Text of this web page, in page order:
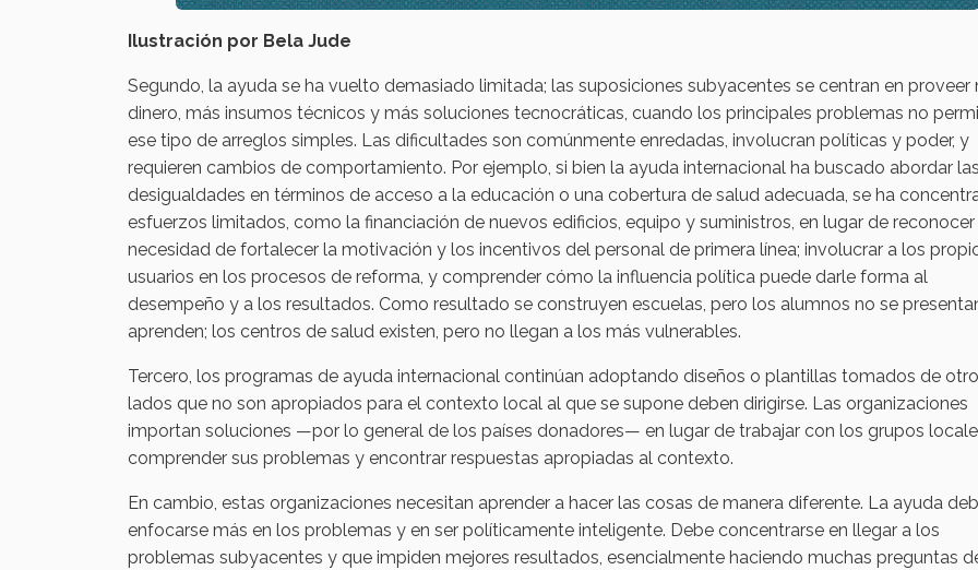
Ilustración por Bela Jude
Segundo, la ayuda se ha vuelto demasiado limitada; las suposiciones subyacentes se centran en proveer
dinero, más insumos técnicos y más soluciones tecnocráticas, cuando los principales problemas no
ese tipo de arreglos simples. Las dificultades son comúnmente enredadas, involucran políticas y poder, y
requieren cambios de comportamiento. Por ejemplo, si bien la ayuda internacional ha buscado abordar
desigualdades en términos de acceso a la educación o una cobertura de salud adecuada, se ha
esfuerzos limitados, como la financiación de nuevos edificios, equipo y suministros, en lugar de reconocer
necesidad de fortalecer la motivación y los incentivos del personal de primera línea; involucrar a los
usuarios en los procesos de reforma, y comprender cómo la influencia política puede darle forma al
desempeño y a los resultados. Como resultado se construyen escuelas, pero los alumnos no se
aprenden; los centros de salud existen, pero no llegan a los más vulnerables.
Tercero, los programas de ayuda internacional continúan adoptando diseños o plantillas tomados de
lados que no son apropiados para el contexto local al que se supone deben dirigirse. Las organizaciones
importan soluciones —por lo general de los países donadores— en lugar de trabajar con los grupos
comprender sus problemas y encontrar respuestas apropiadas al contexto.
En cambio, estas organizaciones necesitan aprender a hacer las cosas de manera diferente. La ayuda
enfocarse más en los problemas y en ser políticamente inteligente. Debe concentrarse en llegar a los
problemas subyacentes y que impiden mejores resultados, esencialmente haciendo muchas preguntas